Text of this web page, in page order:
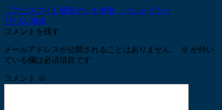
【アビスアイ】環境デッキ考察 バシャドラパ
7月 22, 2026
コメントを残す
メールアドレスが公開されることはありません。 ※ が付い
ている欄は必須項目です
コメント ※